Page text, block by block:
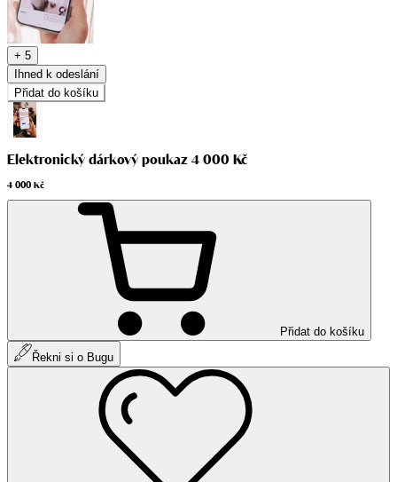
+ 5
Ihned k odeslání
Přidat do košíku
Elektronický dárkový poukaz 4 000 Kč
4 000 Kč
Přidat do košíku
Řekni si o Bugu